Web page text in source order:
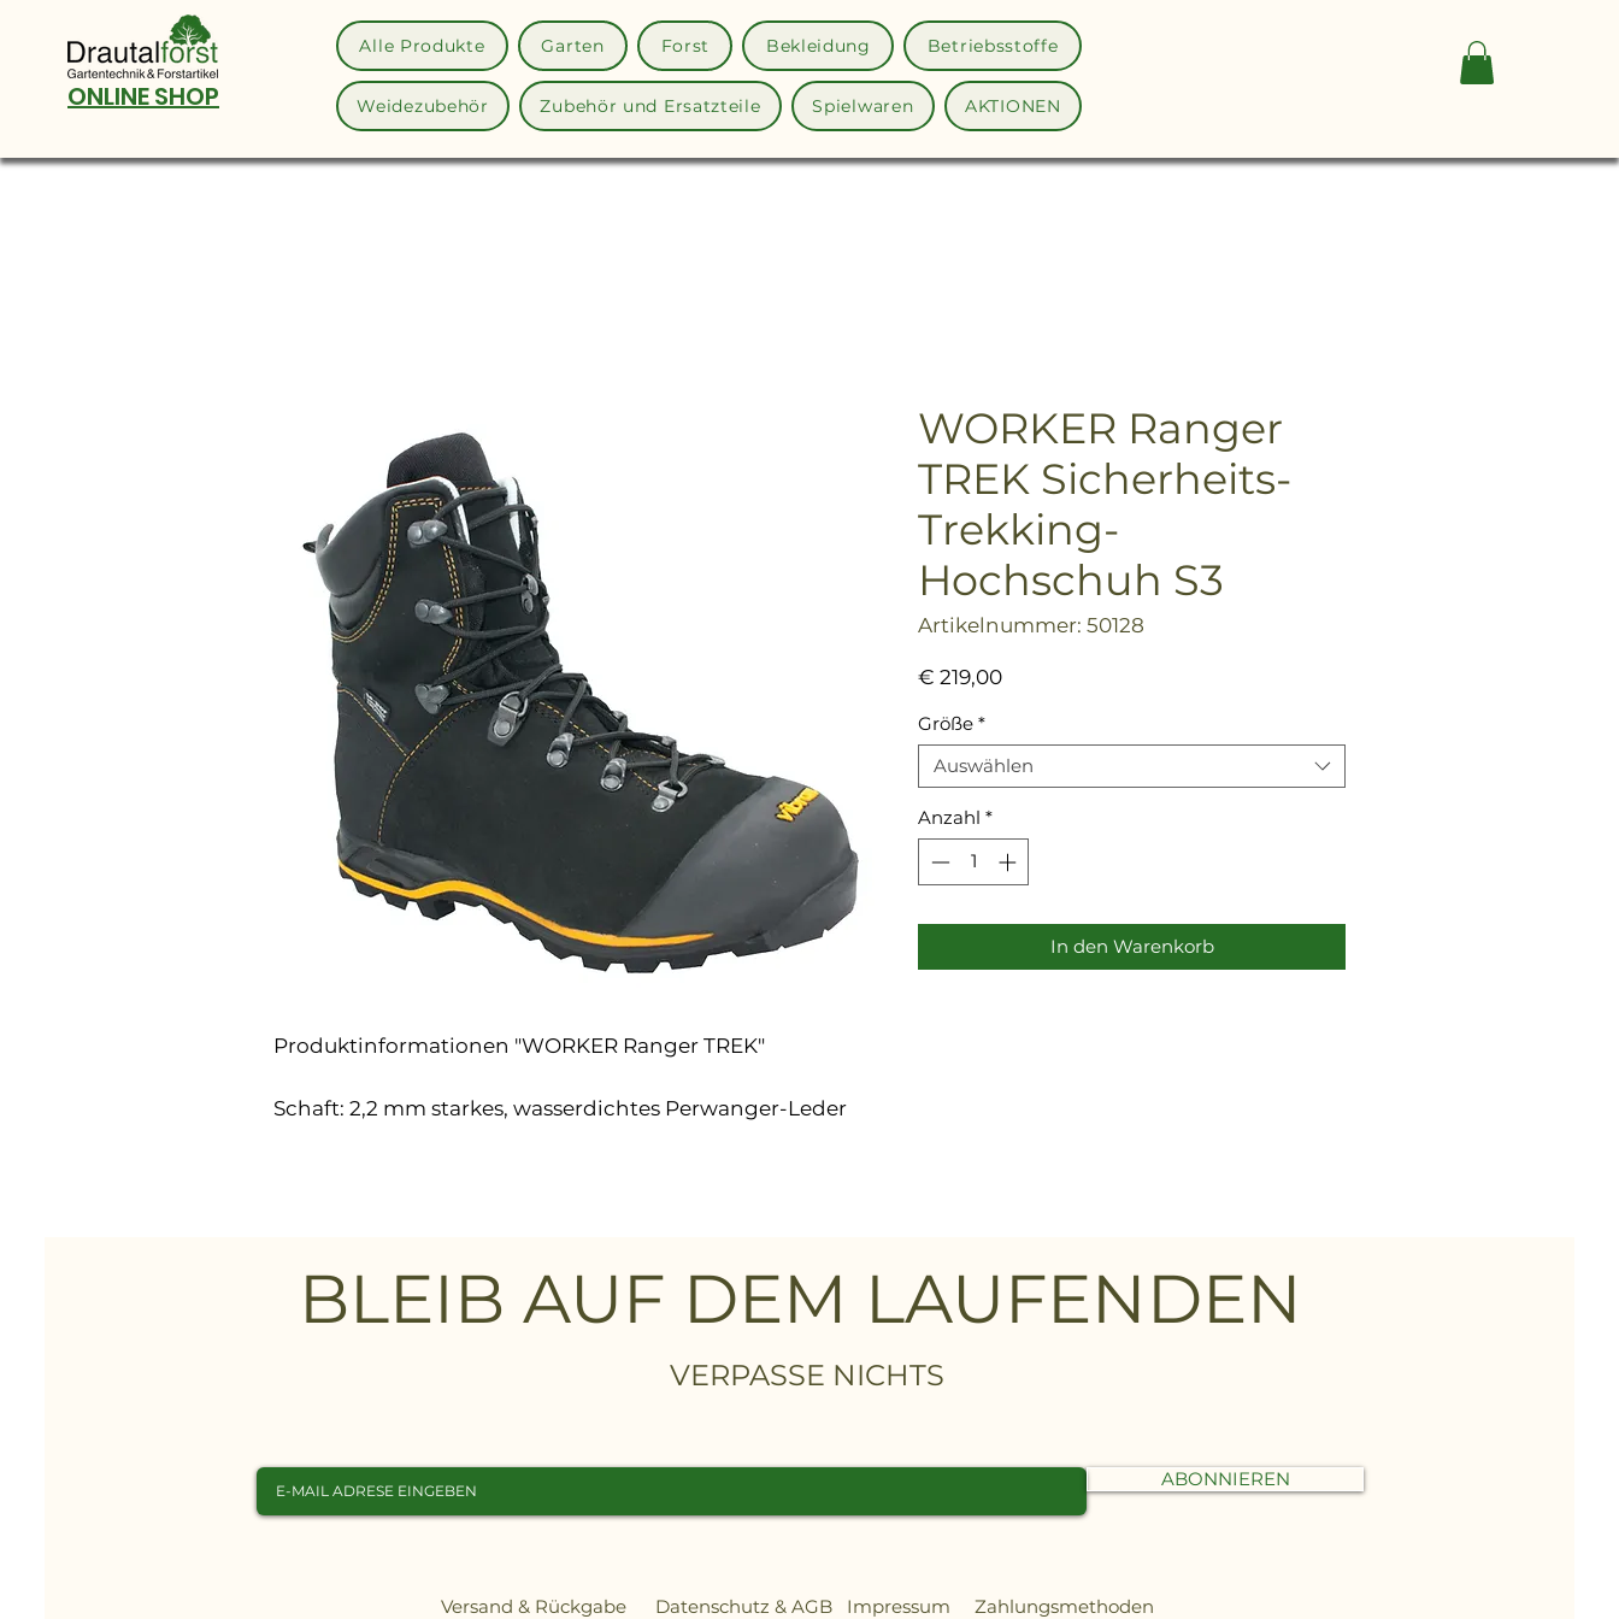
ONLINE SHOP
Alle Produkte Garten Forst Bekleidung Betriebsstoffe
Weidezubehör Zubehör und Ersatzteile Spielwaren AKTIONEN
Produktinformationen "WORKER Ranger TREK"
Schaft: 2,2 mm starkes, wasserdichtes Perwanger-Leder
Einlegesohle
Fußbet Stahlzwischensohle Gewicht: 930 Gramm/Stk. (Gr.
Hochleistungs-Vibram-Laufsohle aus Gummi
WORKER Ranger
TREK Sicherheits-
Trekking-
Hochschuh S3
Artikelnummer: 50128
€ 219,00Preis
Größe *
Auswählen
Anzahl *
In den Warenkorb
BLEIB AUF DEM LAUFENDEN
VERPASSE NICHTS
ABONNIEREN
Versand & Rückgabe Datenschutz & AGB Impressum Zahlungsmethoden